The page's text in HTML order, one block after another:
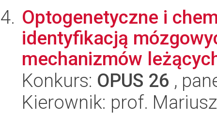
Optogenetyczne i
identyfikacją
mechanizmów
Konkurs: OPUS 26 ,
Kierownik: prof.